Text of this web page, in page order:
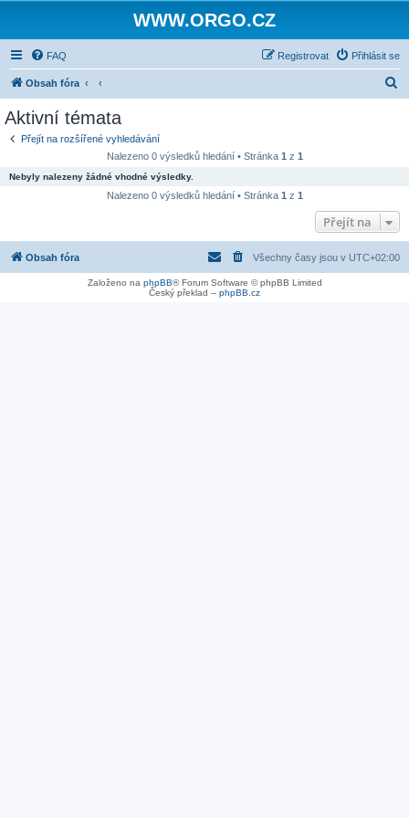
WWW.ORGO.CZ
FAQ Přihlásit se
Registrovat
Obsah fóra
Aktivní témata
Přejít na rozšířené vyhledávání
Nalezeno 0 výsledků hledání • Stránka 1 z 1
Nebyly nalezeny žádné vhodné výsledky.
Nalezeno 0 výsledků hledání • Stránka 1 z 1
Přejít na
Obsah fóra Všechny časy jsou v UTC+02:00
Založeno na phpBB® Forum Software © phpBB Limited
Český překlad – phpBB.cz